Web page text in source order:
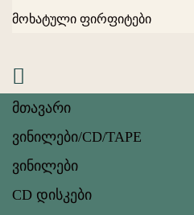
მოხატული ფირფიტები
მთავარი
ვინილები/CD/TAPE
ვინილები
CD დისკები